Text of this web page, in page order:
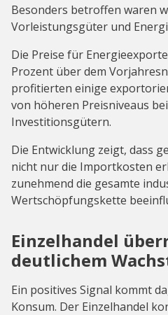
Besonders betroffen waren
Vorleistungsgüter und
Die Preise für
Prozent über dem
profitierten einige
von höheren Preisniveaus
Investitionsgütern.
Die Entwicklung zeigt, dass
nicht nur die Importkosten
zunehmend die gesamte
Wertschöpfungskette
Einzelhandel
deutlichem
Ein positives Signal kommt
Konsum. Der Einzelhandel